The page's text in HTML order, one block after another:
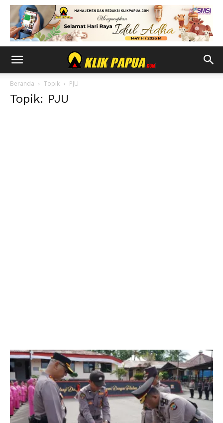
Beranda Topik PJU
Topik: PJU